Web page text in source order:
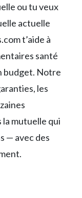
ou tu veux
actuelle
t’aide à
santé
budget. Notre
les
la mutuelle qui
— avec des